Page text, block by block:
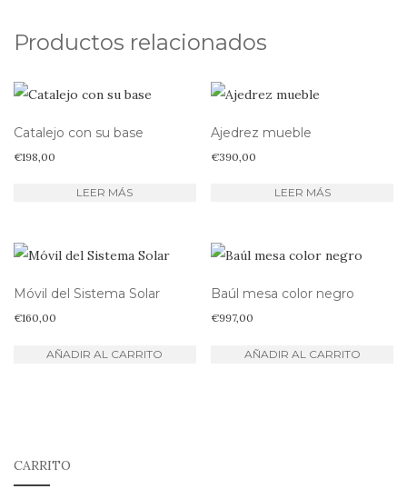
Productos relacionados
Catalejo con su base
€198,00
LEER MÁS
Ajedrez mueble
€390,00
LEER MÁS
Móvil del Sistema Solar
€160,00
AÑADIR AL CARRITO
Baúl mesa color negro
€997,00
AÑADIR AL CARRITO
CARRITO